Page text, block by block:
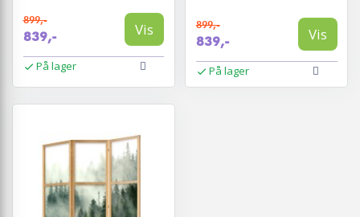
899,-
839,- Vis
På lager
899,-
839,- Vis
På lager